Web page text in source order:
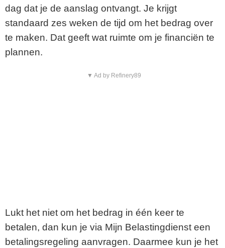
dag dat je de aanslag ontvangt. Je krijgt
standaard zes weken de tijd om het bedrag over
te maken. Dat geeft wat ruimte om je financiën te
plannen.
▼ Ad by Refinery89
Lukt het niet om het bedrag in één keer te
betalen, dan kun je via Mijn Belastingdienst een
betalingsregeling aanvragen. Daarmee kun je het